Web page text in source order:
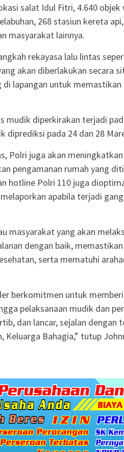
salat Idul Fitri, 4.640
268 stasiun kereta
masyarakat lainnya.
rekayasa lalu lintas
akan diberlakukan secara
lapangan untuk memastikan
mudik diperkirakan terjadi
diprediksi pada 24 dan 28
Polri juga akan
pengamanan rumah yang
hotline Polri 110 juga
apabila terjadi
masyarakat yang akan
dengan baik,
serta mematuhi
berkomitmen untuk
pelaksanaan mudik dan
dan lancar, sejalan dengan
Keluarga Bahagia,” tutup